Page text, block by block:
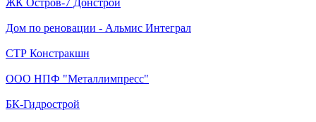
Дом по реновации - Альмис Интеграл
СТР Констракшн
ООО НПФ "Металлимпресс"
БК-Гидрострой